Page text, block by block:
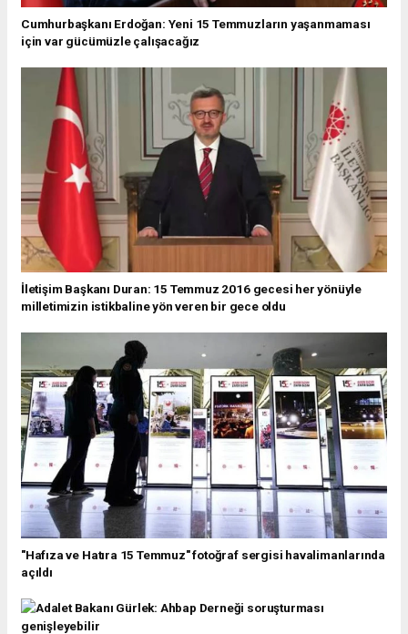
Cumhurbaşkanı Erdoğan: Yeni 15 Temmuzların yaşanmaması
için var gücümüzle çalışacağız
İletişim Başkanı Duran: 15 Temmuz 2016 gecesi her yönüyle
milletimizin istikbaline yön veren bir gece oldu
"Hafıza ve Hatıra 15 Temmuz" fotoğraf sergisi havalimanlarında
açıldı